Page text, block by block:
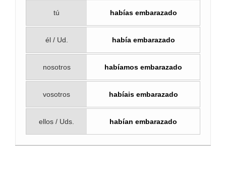
tú habías embarazado
él / Ud. había embarazado
nosotros habíamos embarazado
vosotros habíais embarazado
ellos / Uds. habían embarazado